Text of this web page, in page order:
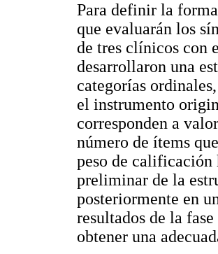
Para definir la
que evaluarán los
de tres clínicos con
desarrollaron una
categorías
el instrumento
corresponden a
número de ítems
peso de calificación
preliminar de la
posteriormente en
resultados de la
obtener una